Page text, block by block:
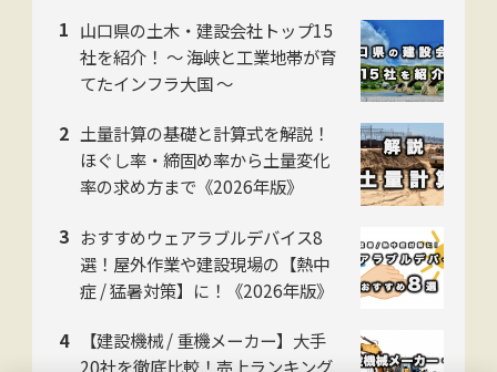
山口県の土木・建設会社トップ15
社を紹介！ 〜 海峡と工業地帯が育
てたインフラ大国 〜
土量計算の基礎と計算式を解説！
ほぐし率・締固め率から土量変化
率の求め方まで《2026年版》
おすすめウェアラブルデバイス8
選！屋外作業や建設現場の【熱中
症 / 猛暑対策】に！《2026年版》
【建設機械 / 重機メーカー】大手
20社を徹底比較！売上ランキング